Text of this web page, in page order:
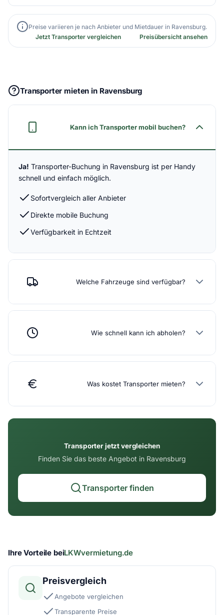
Preise variieren je nach Anbieter und Mietdauer in Ravensburg.
Jetzt Transporter vergleichen
Preisübersicht ansehen
Transporter mieten in Ravensburg
Kann ich Transporter mobil buchen?
Ja! Transporter-Buchung in Ravensburg ist per Handy
schnell und einfach möglich.
Sofortvergleich aller Anbieter
Direkte mobile Buchung
Verfügbarkeit in Echtzeit
Welche Fahrzeuge sind verfügbar?
Wie schnell kann ich abholen?
Was kostet Transporter mieten?
Transporter jetzt vergleichen
Finden Sie das beste Angebot in Ravensburg
Transporter finden
Ihre Vorteile beiLKWvermietung.de
Preisvergleich
Angebote vergleichen
Transparente Preise